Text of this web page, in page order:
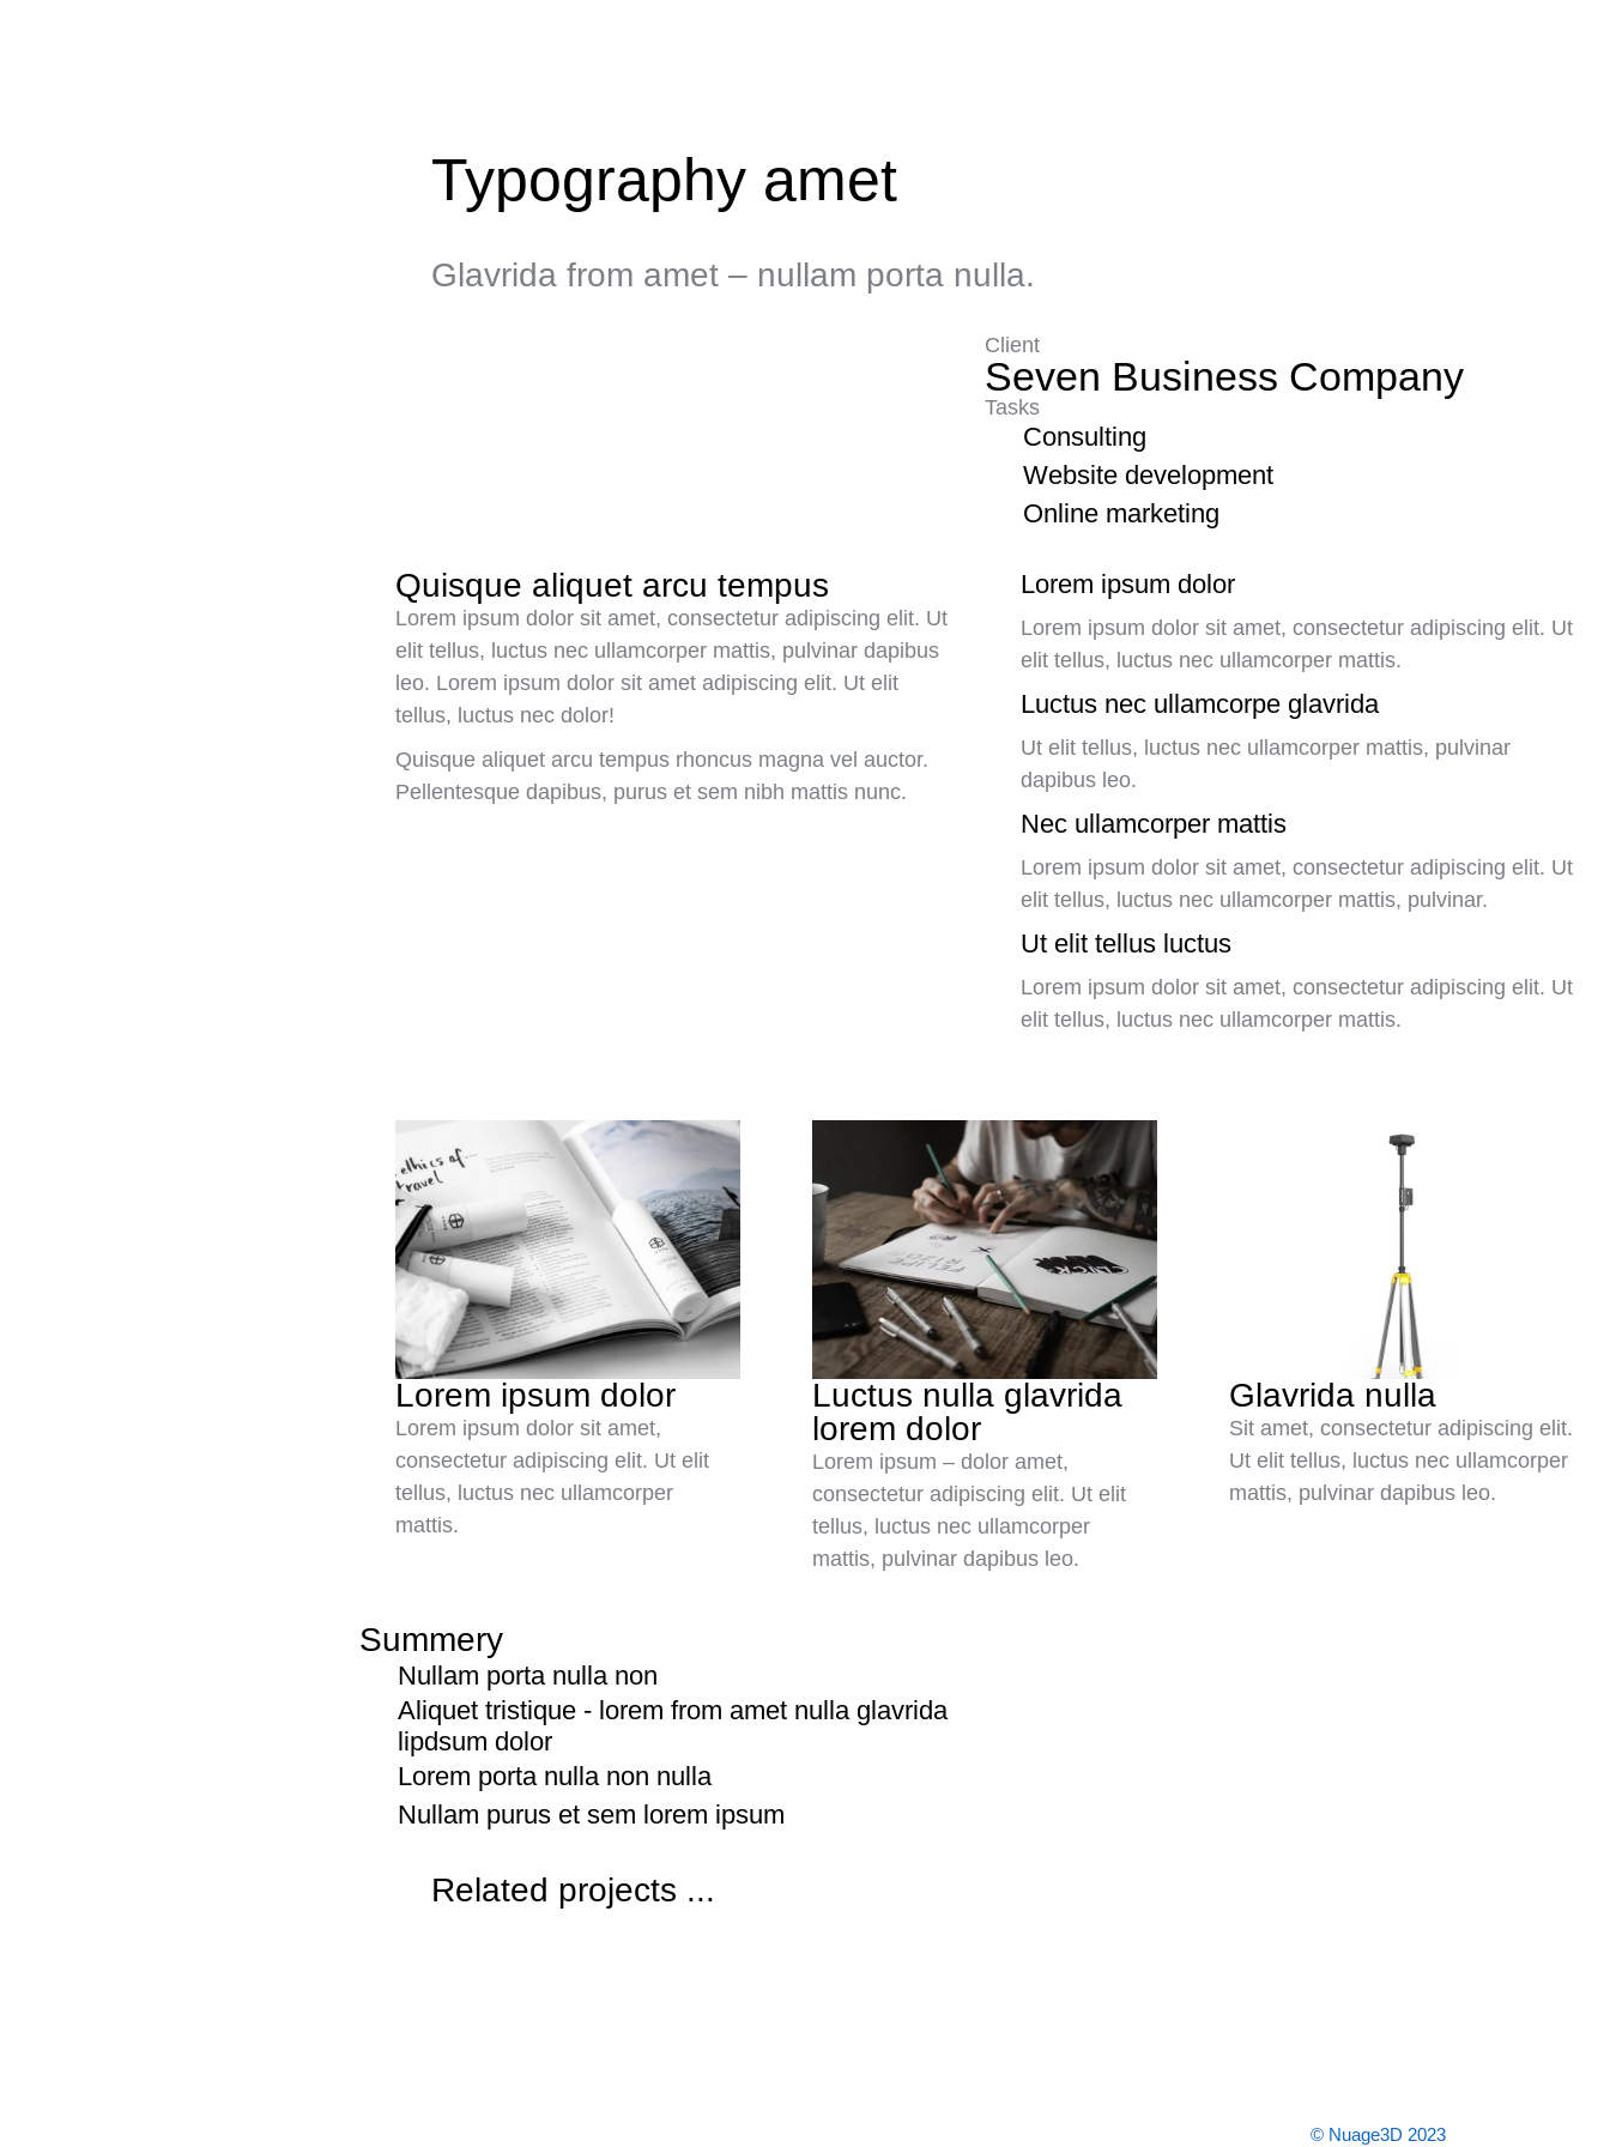
Typography amet
Glavrida from amet – nullam porta nulla.
Client
Seven Business Company
Tasks
Consulting
Website development
Online marketing
Quisque aliquet arcu tempus
Lorem ipsum dolor sit amet, consectetur adipiscing elit. Ut
elit tellus, luctus nec ullamcorper mattis, pulvinar dapibus
leo. Lorem ipsum dolor sit amet adipiscing elit. Ut elit
tellus, luctus nec dolor!
Quisque aliquet arcu tempus rhoncus magna vel auctor.
Pellentesque dapibus, purus et sem nibh mattis nunc.
Lorem ipsum dolor
Lorem ipsum dolor sit amet, consectetur adipiscing elit. Ut
elit tellus, luctus nec ullamcorper mattis.
Luctus nec ullamcorpe glavrida
Ut elit tellus, luctus nec ullamcorper mattis, pulvinar
dapibus leo.
Nec ullamcorper mattis
Lorem ipsum dolor sit amet, consectetur adipiscing elit. Ut
elit tellus, luctus nec ullamcorper mattis, pulvinar.
Ut elit tellus luctus
Lorem ipsum dolor sit amet, consectetur adipiscing elit. Ut
elit tellus, luctus nec ullamcorper mattis.
Lorem ipsum dolor
Lorem ipsum dolor sit amet,
consectetur adipiscing elit. Ut elit
tellus, luctus nec ullamcorper
mattis.
Luctus nulla glavrida
lorem dolor
Lorem ipsum – dolor amet,
consectetur adipiscing elit. Ut elit
tellus, luctus nec ullamcorper
mattis, pulvinar dapibus leo.
Glavrida nulla
Sit amet, consectetur adipiscing elit.
Ut elit tellus, luctus nec ullamcorper
mattis, pulvinar dapibus leo.
Summery
Nullam porta nulla non
Aliquet tristique - lorem from amet nulla glavrida
lipdsum dolor
Lorem porta nulla non nulla
Nullam purus et sem lorem ipsum
Related projects ...
© Nuage3D 2023